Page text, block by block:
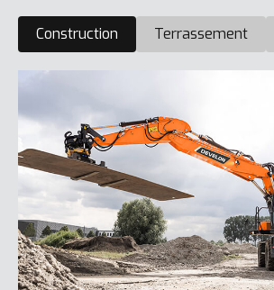
Construction Terrassement